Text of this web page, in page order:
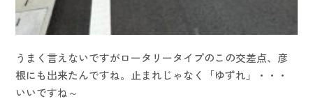
うまく言えないですがロータリータイプのこの交差点、彦
根にも出来たんですね。止まれじゃなく「ゆずれ」・・・
いいですね～